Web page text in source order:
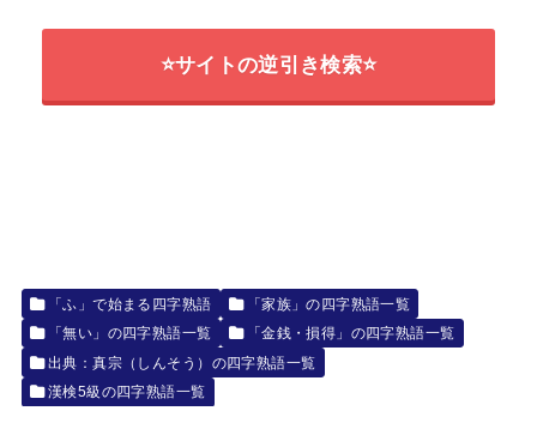
⭐サイトの逆引き検索⭐
「ふ」で始まる四字熟語
「家族」の四字熟語一覧
「無い」の四字熟語一覧
「金銭・損得」の四字熟語一覧
出典：真宗（しんそう）の四字熟語一覧
漢検5級の四字熟語一覧